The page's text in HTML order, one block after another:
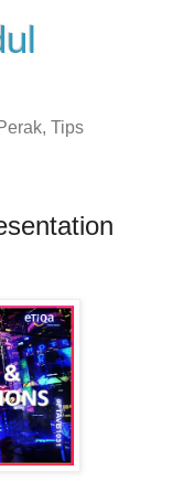
Tips